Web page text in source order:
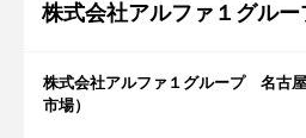
株式会社アルファ１グルー
株式会社アルファ１グループ 名古
市場）